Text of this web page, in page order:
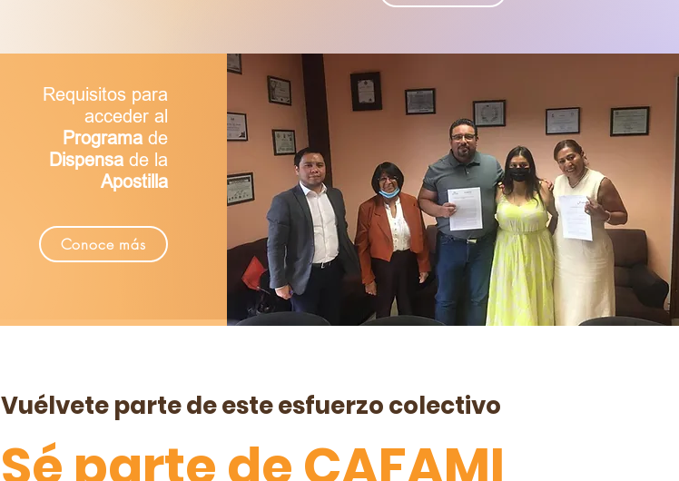
Requisitos para
acceder al
Programade
Dispensade la
Apostilla
Conoce más
Vuélvete parte de este esfuerzo colectivo